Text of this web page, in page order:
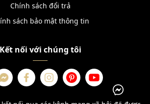
Chính sách đổi trả
sách bảo mật thông tin
Kết nối với chúng tôi